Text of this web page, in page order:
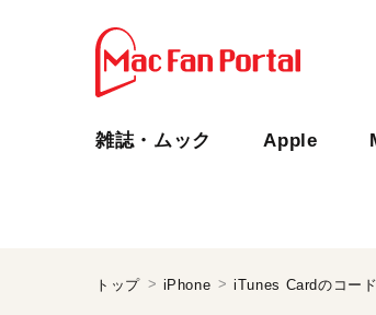
雑誌・ムック Apple
トップ iPhone iTunes Cardのコー